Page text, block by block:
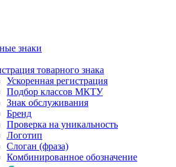
знаки
товарного знака
Ускоренная регистрация
Подбор классов МКТУ
Знак обслуживания
Бренд
Проверка на уникальность
Логотип
Слоган (фраза)
Комбинированное обозначение